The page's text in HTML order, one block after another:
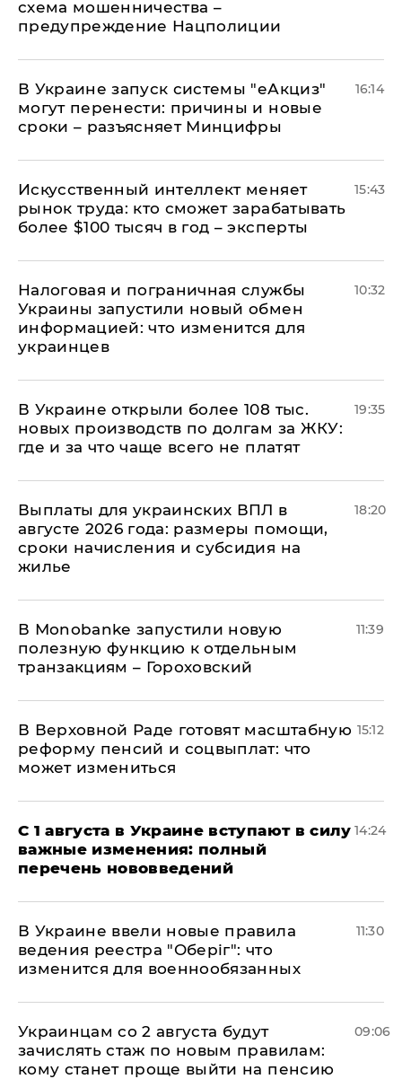
схема мошенничества –
предупреждение Нацполиции
В Украине запуск системы "еАкциз"
могут перенести: причины и новые
сроки – разъясняет Минцифры
16:14
Искусственный интеллект меняет
рынок труда: кто сможет зарабатывать
более $100 тысяч в год – эксперты
15:43
Налоговая и пограничная службы
Украины запустили новый обмен
информацией: что изменится для
украинцев
10:32
В Украине открыли более 108 тыс.
новых производств по долгам за ЖКУ:
где и за что чаще всего не платят
19:35
Выплаты для украинских ВПЛ в
августе 2026 года: размеры помощи,
сроки начисления и субсидия на
жилье
18:20
В Мonobankе запустили новую
полезную функцию к отдельным
транзакциям – Гороховский
11:39
В Верховной Раде готовят масштабную
реформу пенсий и соцвыплат: что
может измениться
15:12
С 1 августа в Украине вступают в силу
важные изменения: полный
перечень нововведений
14:24
В Украине ввели новые правила
ведения реестра "Оберіг": что
изменится для военнообязанных
11:30
Украинцам со 2 августа будут
зачислять стаж по новым правилам:
кому станет проще выйти на пенсию
09:06